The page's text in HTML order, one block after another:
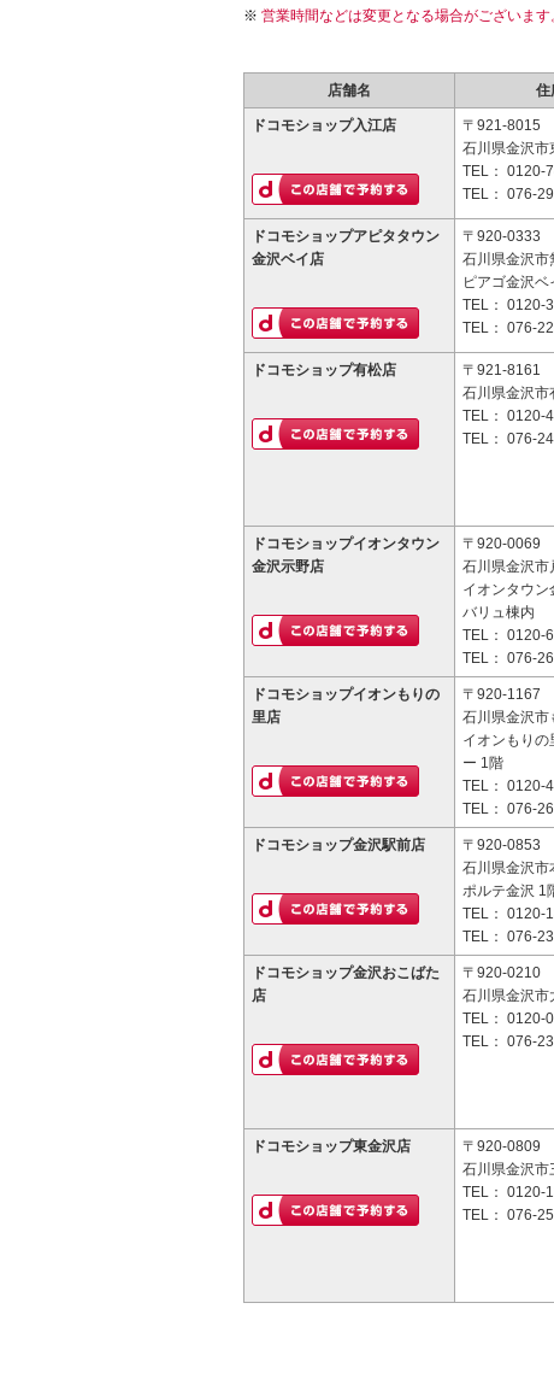
営業時間などは変更となる場合がございま
店舗名 住
ドコモショップ入江店
〒921-8015
石川県金沢市
TEL： 0120-
TEL： 076-
ドコモショップアピタタウン
金沢ベイ店
〒920-0333
石川県金沢市
ピアゴ金沢ベ
TEL： 0120-
TEL： 076-
ドコモショップ有松店
〒921-8161
石川県金沢市
TEL： 0120-
TEL： 076-
ドコモショップイオンタウン
金沢示野店
〒920-0069
石川県金沢市
イオンタウン
バリュ棟内
TEL： 0120-
TEL： 076-
ドコモショップイオンもりの
里店
〒920-1167
石川県金沢
イオンもりの
ー 1階
TEL： 0120-
TEL： 076-
ドコモショップ金沢駅前店
〒920-0853
石川県金沢市
ポルテ金沢 1
TEL： 0120-
TEL： 076-
ドコモショップ金沢おこばた
店
〒920-0210
石川県金沢市
TEL： 0120-
TEL： 076-
ドコモショップ東金沢店
〒920-0809
石川県金沢
TEL： 0120-
TEL： 076-